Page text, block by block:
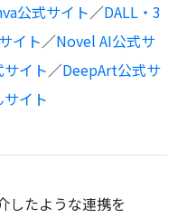
公式サイト／DALL・3
イト／Novel AI公式サ
イト／DeepArt公式サ
イト
したような連携を